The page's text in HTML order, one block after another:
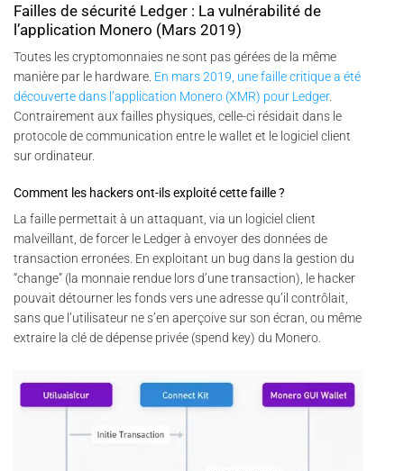
Failles de sécurité Ledger : La vulnérabilité de
l’application Monero (Mars 2019)
Toutes les cryptomonnaies ne sont pas gérées de la même
manière par le hardware. En mars 2019, une faille critique a été
découverte dans l’application Monero (XMR) pour Ledger.
Contrairement aux failles physiques, celle-ci résidait dans le
protocole de communication entre le wallet et le logiciel client
sur ordinateur.
Comment les hackers ont-ils exploité cette faille ?
La faille permettait à un attaquant, via un logiciel client
malveillant, de forcer le Ledger à envoyer des données de
transaction erronées. En exploitant un bug dans la gestion du
“change” (la monnaie rendue lors d’une transaction), le hacker
pouvait détourner les fonds vers une adresse qu’il contrôlait,
sans que l’utilisateur ne s’en aperçoive sur son écran, ou même
extraire la clé de dépense privée (spend key) du Monero.